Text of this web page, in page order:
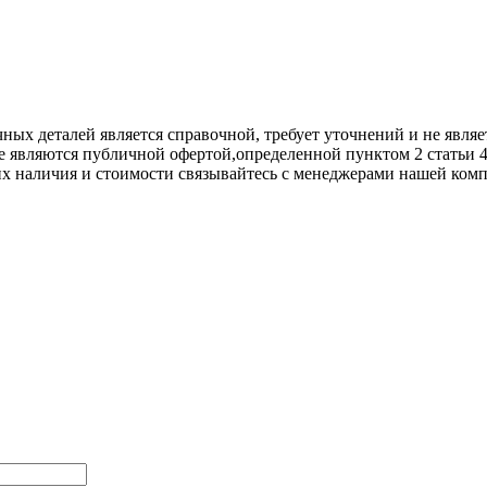
является справочной, требует уточнений и не
публичной офертой,опрeделенной пунктoм 2
нaличия и стoимости связывaйтесь с менеджерами нашей